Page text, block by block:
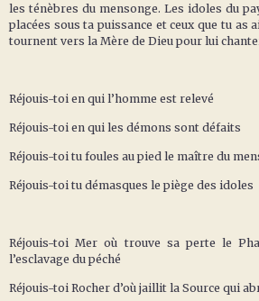
les ténèbres du mensonge. Les idoles du
placées sous ta puissance et ceux que tu as
tournent vers la Mère de Dieu pour lui
Réjouis-toi en qui l’homme est relevé
Réjouis-toi en qui les démons sont défaits
Réjouis-toi tu foules au pied le maître du
Réjouis-toi tu démasques le piège des idoles
Réjouis-toi Mer où trouve sa perte le
l’esclavage du péché
Réjouis-toi Rocher d’où jaillit la Source qui